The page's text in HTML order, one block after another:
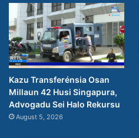
Kazu Transferénsia Osan
Millaun 42 Husi Singapura,
Advogadu Sei Halo Rekursu
August 5, 2026